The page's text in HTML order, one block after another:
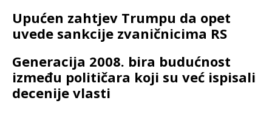
Upućen zahtjev Trumpu da opet
uvede sankcije zvaničnicima RS
Generacija 2008. bira budućnost
između političara koji su već ispisali
decenije vlasti